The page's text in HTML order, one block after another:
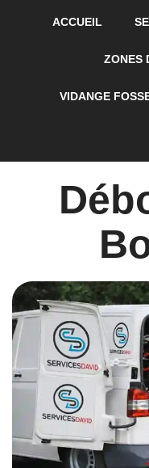
ACCUEIL
ZONES
VIDANGE